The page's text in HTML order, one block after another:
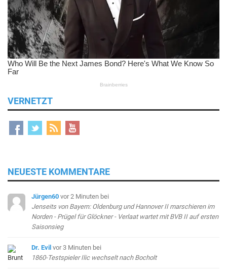
VERNETZT
NEUESTE KOMMENTARE
Jürgen60 vor 2 Minuten bei
Jenseits von Bayern: Oldenburg und Hannover II marschieren im
Norden - Prügel für Glöckner - Verlaat wartet mit BVB II auf ersten
Saisonsieg
Dr. Evil vor 3 Minuten bei
1860-Testspieler Ilic wechselt nach Bocholt